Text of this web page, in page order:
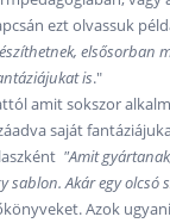
ezt olvassuk
elsősorban
is."
amit sokszor
saját
"Amit
sablon. Akár egy olcsó
Azok